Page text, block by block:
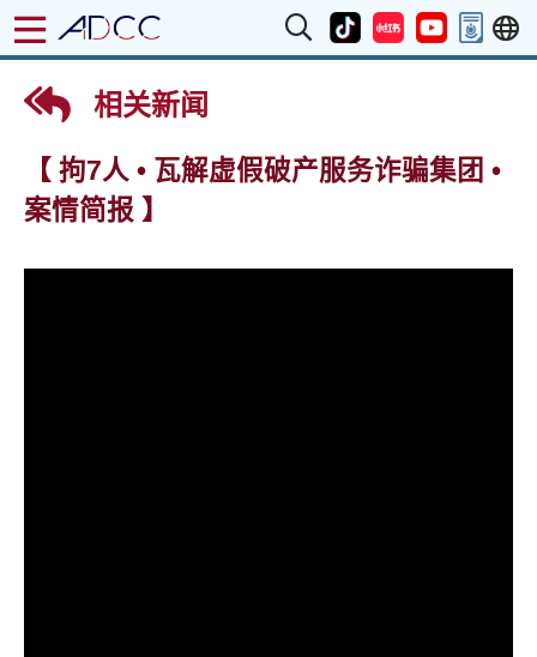
相关新闻
【 拘7人 • 瓦解虚假破产服务诈骗集团 •
案情简报 】